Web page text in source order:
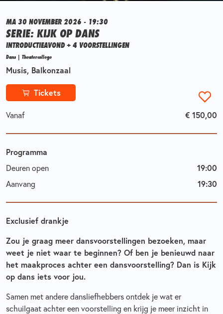
Zou je graag meer dansvoorstellingen bezoeken, maar
weet je niet waar te beginnen? Of ben je benieuwd naar
het maakproces achter een dansvoorstelling? Dan is Kijk
op dans iets voor jou.
Samen met andere dansliefhebbers ontdek je wat er
schuilgaat achter een voorstelling en krijg je meer inzicht in
MA 30 NOVEMBER 2026 - 19:30
SERIE: KIJK OP DANS
INTRODUCTIEAVOND + 4 VOORSTELLINGEN
Dans | Theatercollege
Musis, Balkonzaal
Tickets
Vanaf € 150,00
Programma
Deuren open
Aanvang
19:00
19:30
Exclusief drankje